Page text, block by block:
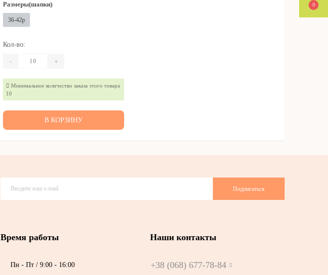
0
Размеры(шапки)
36-42р
Кол-во:
- +
Минимальное количество заказа этого товара
10
В КОРЗИНУ
Подписаться
Время работы
Пн - Пт / 9:00 - 16:00
Наши контакты
+38 (068) 677-78-84